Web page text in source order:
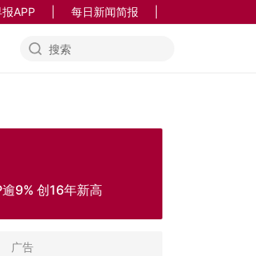
APP 每日新闻简报
9% 创16年新高